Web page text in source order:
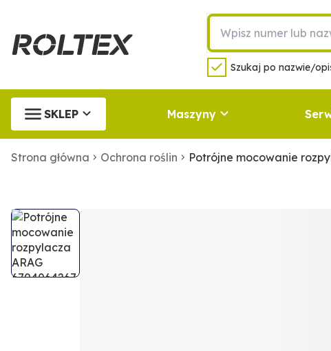
Szukaj po nazwie/
SKLEP Maszyny
Strona główna Ochrona roślin Potrójne mocowanie